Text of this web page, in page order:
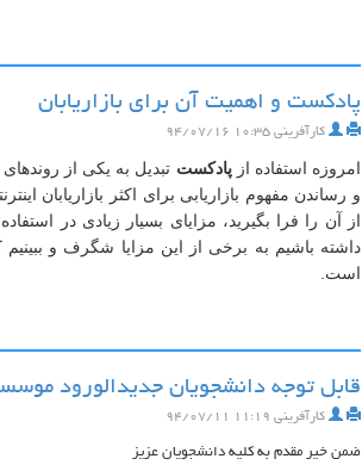
پادکست و اهمیت آن برای بازاریابان
کارآفرینی ۱۰:۳۵ ۹۴/۰۷/۱۶
امروزه استفاده از پادکست تبدیل به یکی از
و رساندن مفهوم بازاریابی برای اکثر بازاریابان
از آن را فرا بگیرید، مزایای بسیار زیادی در
داشته باشیم به برخی از این مزایا شگرف و ببینیم
است.
قابل توجه دانشجویان جدیدالورود
کارآفرینی ۱۱:۱۹ ۹۴/۰۷/۱۱
ضمن خیر مقدم به کلیه دانشجویان عزیز